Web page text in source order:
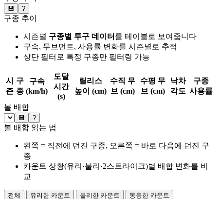
💾 ?
구종 추이
시즌별 구종별 투구 데이터 를 테이블로 보여줍니다
구속, 무브먼트, 사용률 변화를 시즌별로 추적
상단 필터로 특정 구종만 필터링 가능
시
즌
구
종
구속
(km/h)
도달
시간
(s)
릴리스
높이 (cm)
수직 무
브 (cm)
수평 무
브 (cm)
낙차
각도
구종
사용률
볼 배합
💾 ?
볼 배합 읽는 법
왼쪽 = 직전에 던진 구종, 오른쪽 = 바로 다음에 던진 구
종
카운트 상황(유리·불리·2스트라이크)별 배합 변화를 비
교
전체 유리한 카운트 불리한 카운트
동등한 카운트